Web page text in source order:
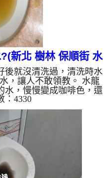
新北 樹林 保順街 水
潔 )
後就沒清洗過，清洗時水
，讓人不敢領教。 水龍
水，慢慢變成咖啡色，還
來水來源的問題，水管裡
異物不斷流出來，水的
也越來越少，最後變成乾
高週波水管清洗機 ，把
壁的鐵鏽及生物膜軟化，
力，這時高周波就會把生
。 有時候把水塔洗一洗
...
：4330